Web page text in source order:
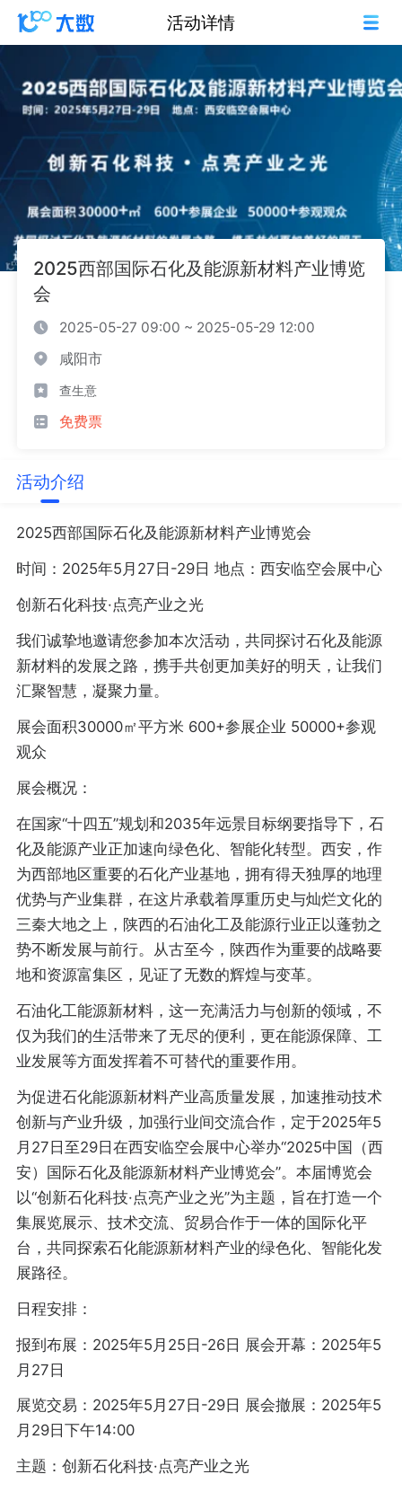
活动详情
2025西部国际石化及能源新材料产业博览
会
2025-05-27 09:00 ~ 2025-05-29 12:00
咸阳市
查生意
免费票
活动介绍
2025西部国际石化及能源新材料产业博览会
时间：2025年5月27日-29日 地点：西安临空会展中心
创新石化科技·点亮产业之光
我们诚挚地邀请您参加本次活动，共同探讨石化及能源
新材料的发展之路，携手共创更加美好的明天，让我们
汇聚智慧，凝聚力量。
展会面积30000㎡平方米 600+参展企业 50000+参观
观众
展会概况：
在国家“十四五”规划和2035年远景目标纲要指导下，石
化及能源产业正加速向绿色化、智能化转型。西安，作
为西部地区重要的石化产业基地，拥有得天独厚的地理
优势与产业集群，在这片承载着厚重历史与灿烂文化的
三秦大地之上，陕西的石油化工及能源行业正以蓬勃之
势不断发展与前行。从古至今，陕西作为重要的战略要
地和资源富集区，见证了无数的辉煌与变革。
石油化工能源新材料，这一充满活力与创新的领域，不
仅为我们的生活带来了无尽的便利，更在能源保障、工
业发展等方面发挥着不可替代的重要作用。
为促进石化能源新材料产业高质量发展，加速推动技术
创新与产业升级，加强行业间交流合作，定于2025年5
月27日至29日在西安临空会展中心举办“2025中国（西
安）国际石化及能源新材料产业博览会”。本届博览会
以“创新石化科技·点亮产业之光”为主题，旨在打造一个
集展览展示、技术交流、贸易合作于一体的国际化平
台，共同探索石化能源新材料产业的绿色化、智能化发
展路径。
日程安排：
报到布展：2025年5月25日-26日 展会开幕：2025年5
月27日
展览交易：2025年5月27日-29日 展会撤展：2025年5
月29日下午14:00
主题：创新石化科技·点亮产业之光